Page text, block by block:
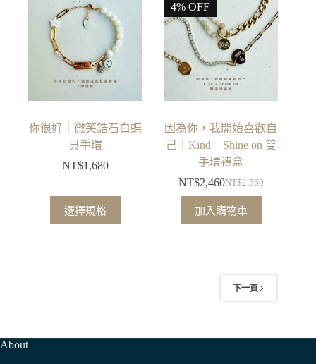
你很好｜微笑鋯石白蝶
貝手環
NT$1,680
選擇規格
此
產
可
4% OFF
因為你，我開始喜歡自
己｜Kind + Shine on 雙
手環禮盒
NT$2,560
始
價
NT$2,460
前
價
加入購物車
下一頁
About